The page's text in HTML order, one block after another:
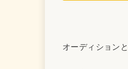
オーディション